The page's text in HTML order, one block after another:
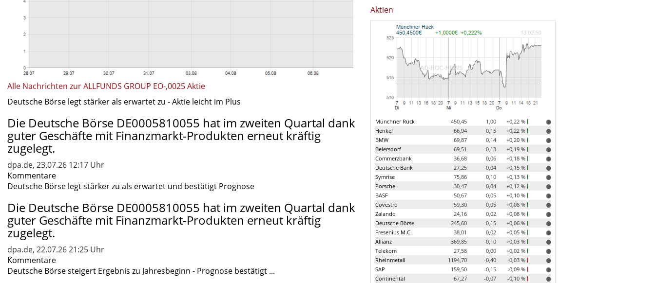
Alle Nachrichten zur ALLFUNDS GROUP EO-,0025 Aktie
Deutsche Börse legt stärker als erwartet zu - Aktie leicht im Plus
Die Deutsche Börse DE0005810055 hat im zweiten Quartal dank
guter Geschäfte mit Finanzmarkt-Produkten erneut kräftig
zugelegt.
dpa.de, 23.07.26 12:17 Uhr
Kommentare
Deutsche Börse legt stärker zu als erwartet und bestätigt Prognose
Die Deutsche Börse DE0005810055 hat im zweiten Quartal dank
guter Geschäfte mit Finanzmarkt-Produkten erneut kräftig
zugelegt.
dpa.de, 22.07.26 21:25 Uhr
Kommentare
Deutsche Börse steigert Ergebnis zu Jahresbeginn - Prognose bestätigt ...
Aktien
Münchner Rück 450,45 1,00
+0,22 %
Henkel
66,94 0,15
+0,22 %
BMW
69,87 0,14
+0,20 %
Beiersdorf
69,51 0,13
+0,19 %
Commerzbank
36,68 0,06
+0,18 %
Deutsche Bank
27,25 0,04
+0,15 %
Symrise
75,86 0,10
+0,13 %
Porsche
30,47 0,04
+0,12 %
BASF
50,67 0,05
+0,10 %
Covestro
59,30 0,05
+0,08 %
Zalando
24,16 0,02
+0,08 %
Deutsche Börse
245,60 0,15
+0,06 %
Fresenius M.C.
38,01 0,02
+0,05 %
Allianz
369,85 0,10
+0,03 %
Telekom
27,58 0,00
+0,02 %
Rheinmetall
1194,70 -0,40
-0,03 %
SAP
159,50 -0,15
-0,09 %
Continental
67,27 -0,07
-0,10 %